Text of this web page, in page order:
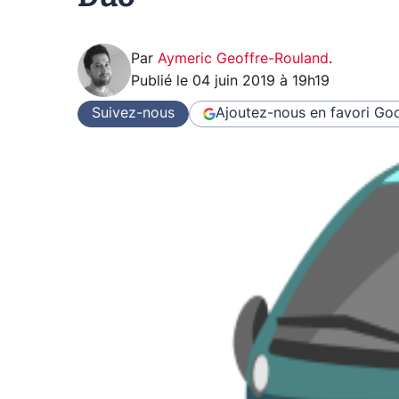
Par Aymeric Geoffre-Rouland.
Publié le 04 juin 2019 à 19h19
Suivez-nous Ajoutez-nous en favori